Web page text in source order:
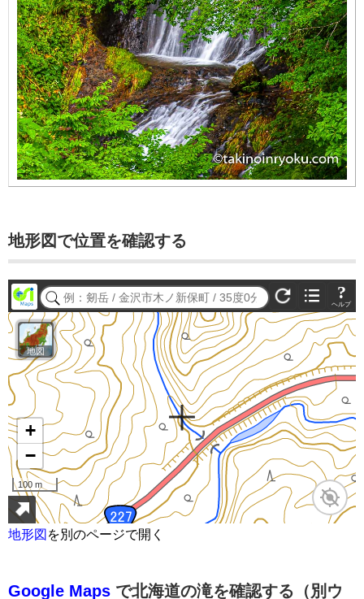
地形図で位置を確認する
地形図 を別のページで開く
Google Maps で北海道の滝を確認する（別ウ